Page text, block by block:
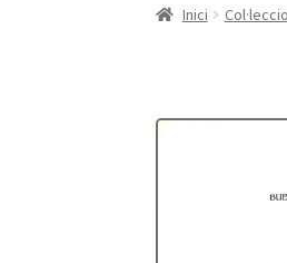
Pàgina d'inici
Inici